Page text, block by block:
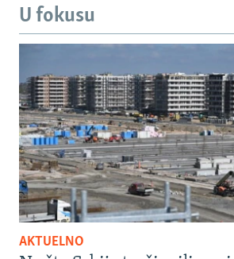
U fokusu
AKTUELNO